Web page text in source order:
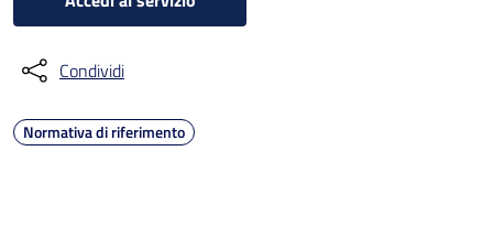
Condividi
Normativa di riferimento